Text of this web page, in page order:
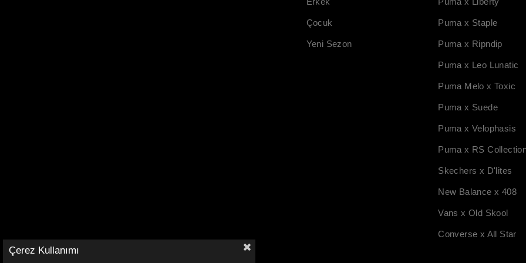
Çocuk
Yeni Sezon
Puma x Staple
Puma x Ripndip
Puma x Leo Lunatic
Puma Melo x Toxic
Puma x Suede
Puma x Velophasis
Puma x RS
Skechers x D'lites
New Balance x 408
Vans x Old Skool
Converse x All Star
Çerez Kullanımı